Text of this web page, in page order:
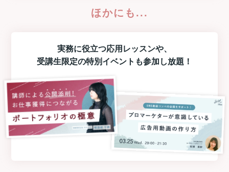
ほかにも...
実務に役立つ応用レッスンや、
受講生限定の特別イベント も参加し放題！